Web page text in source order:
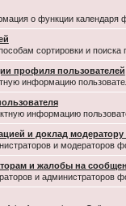
о функции календаря
сортировки и поиска
профиля пользователей
информацию
информацию
и доклад
и модераторов
и жалобы на
и администраторов